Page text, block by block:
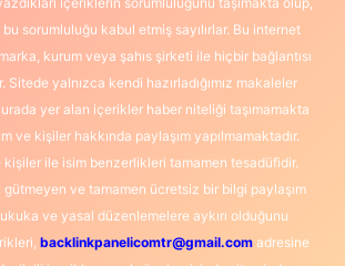
sorumluluğu kabul etmiş sayılırlar. Bu internet
kurum veya şahıs şirketi ile hiçbir bağlantısı
Sitede yalnızca kendi hazırladığımız makaleler
yer alan içerikler haber niteliği taşımamakta
ve kişiler hakkında paylaşım yapılmamaktadır.
ile isim benzerlikleri tamamen tesadüfidir.
gütmeyen ve tamamen ücretsiz bir bilgi paylaşım
ve yasal düzenlemelere aykırı olduğunu
backlinkpanelicomtr@gmail.comadresine